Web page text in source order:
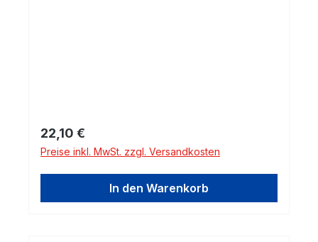
Regulärer Preis:
22,10 €
Preise inkl. MwSt. zzgl. Versandkosten
In den Warenkorb